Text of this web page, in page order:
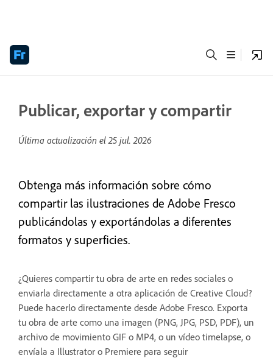
Publicar, exportar y compartir
Última actualización el25 jul. 2026
Obtenga más información sobre cómo
compartir las ilustraciones de Adobe Fresco
publicándolas y exportándolas a diferentes
formatos y superficies.
¿Quieres compartir tu obra de arte en redes sociales o
enviarla directamente a otra aplicación de Creative Cloud?
Puede hacerlo directamente desde Adobe Fresco. Exporta
tu obra de arte como una imagen (PNG, JPG, PSD, PDF), un
archivo de movimiento GIF o MP4, o un vídeo timelapse, o
envíala a Illustrator o Premiere para seguir